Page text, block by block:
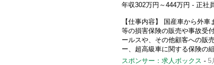
年収302万円～444万円 - 正社
【仕事内容】 国産車から外
等の損害保険の販売や事故受
ールスや、その他顧客への販
ー、超高級車に関する保険の
スポンサー：求人ボックス - 5